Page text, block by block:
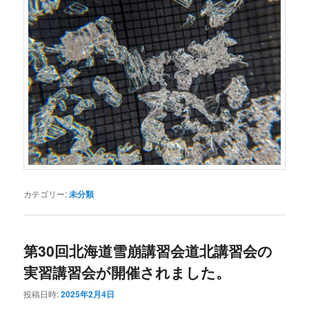
カテゴリー:未分類
第30回北海道雪崩講習会道北講習会の
実習講習会が開催されました。
投稿日時:2025年2月4日